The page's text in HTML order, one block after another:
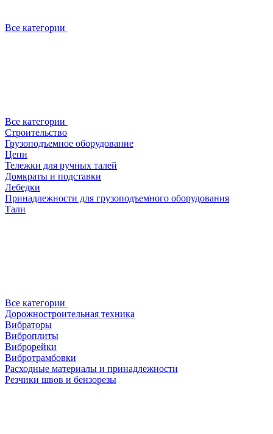
Все категории
Все категории
Строительство
Грузоподъемное оборудование
Цепи
Тележки для ручных талей
Домкраты и подставки
Лебедки
Принадлежности для грузоподъемного оборудования
Тали
Все категории
Дорожностроительная техника
Вибраторы
Виброплиты
Виброрейки
Вибротрамбовки
Расходные материалы и принадлежности
Резчики швов и бензорезы